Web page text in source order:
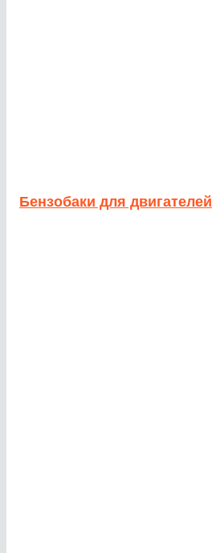
Бензобаки для двигателей